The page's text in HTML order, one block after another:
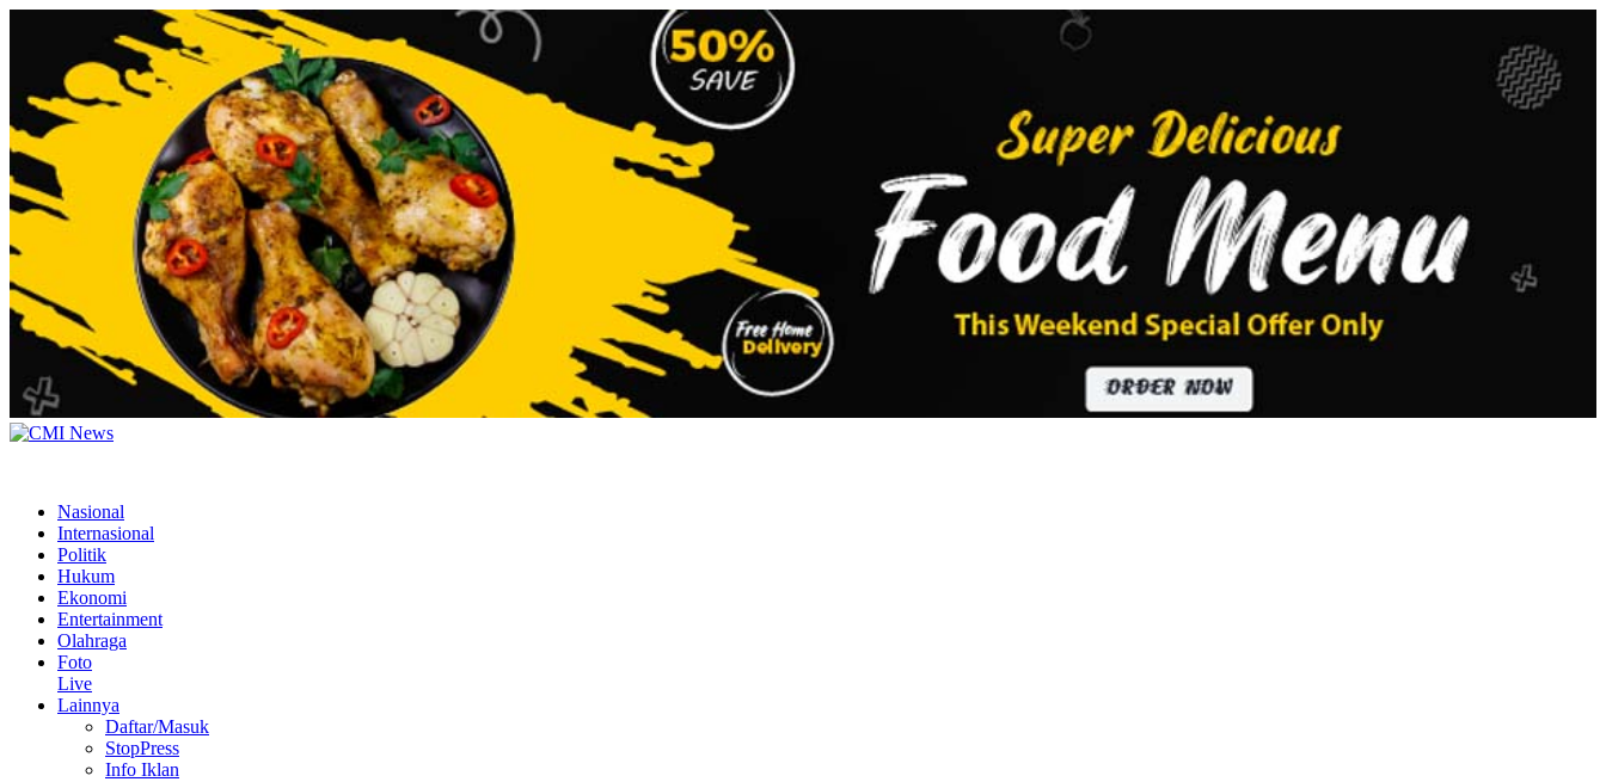
Nasional
Internasional
Politik
Hukum
Ekonomi
Entertainment
Olahraga
Foto
Live
Lainnya
Daftar/Masuk
StopPress
Info Iklan